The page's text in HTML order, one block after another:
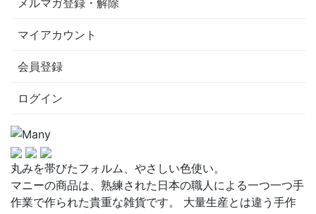
マイアカウント
会員登録
ログイン
丸みを帯びたフォルム、やさしい色使い。
マニーの商品は、熟練された日本の職人による一つ一つ手
作業で作られた貴重な雑貨です。 大量生産とは違う手作